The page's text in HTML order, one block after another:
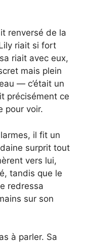
renversé de la
riait si fort
riait avec eux,
mais plein
— c’était un
précisément ce
pour voir.
il fit un
surprit tout
vers lui,
tandis que le
redressa
sur son
à parler. Sa